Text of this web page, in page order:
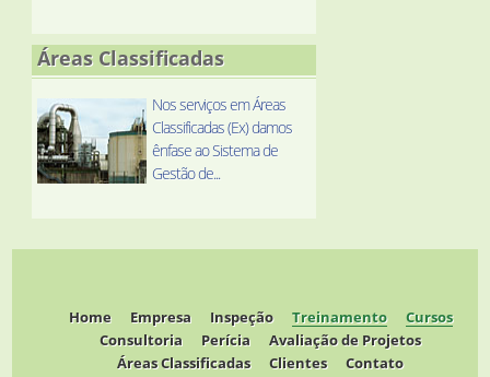
Áreas Classificadas
Nos serviços em Áreas
Classificadas (Ex) damos
ênfase ao Sistema de
Gestão de...
Home Empresa Inspeção Treinamento
Cursos
Consultoria
Perícia
Avaliação de Projetos
Áreas Classificadas
Clientes
Contato